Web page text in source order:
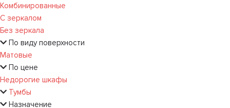
Комбинированные
С зеркалом
Без зеркала
По виду поверхности
Матовые
По цене
Недорогие шкафы
Тумбы
Назначение